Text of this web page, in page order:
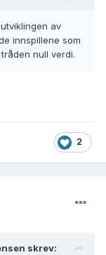
av
innspillene som
null verdi.
2
skrev: